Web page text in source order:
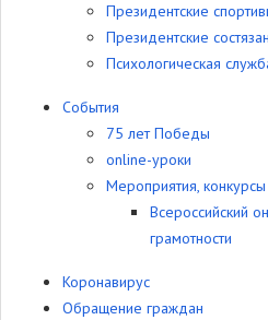
Президентские
Президентские
Психологическая
События
75 лет Победы
online-уроки
Мероприятия, конкурсы
Всероссийский
грамотности
Коронавирус
Обращение граждан